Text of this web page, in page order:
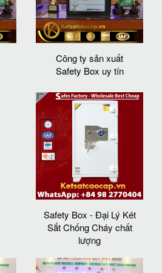
Công ty sản xuất
Safety Box uy tín
Safety Box - Đại Lý Két
Sắt Chống Cháy chất
lượng